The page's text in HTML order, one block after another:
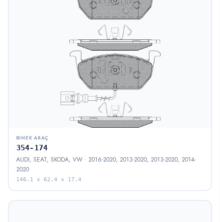
BINEK ARAÇ
354-174
AUDI, SEAT, SKODA, VW · 2016-2020, 2013-2020, 2013-2020, 2014-
2020
146.1 x 62.4 x 17.4